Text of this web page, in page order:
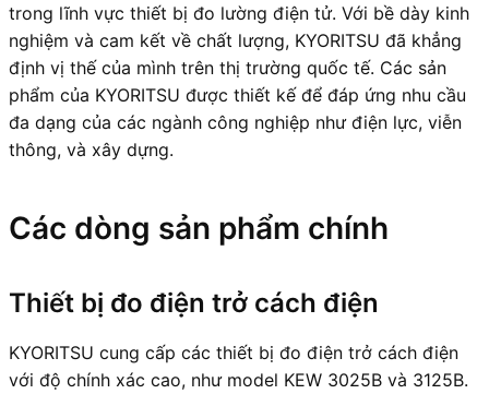
trong lĩnh vực thiết bị đo lường điện tử. Với bề dày kinh
nghiệm và cam kết về chất lượng, KYORITSU đã khẳng
định vị thế của mình trên thị trường quốc tế. Các sản
phẩm của KYORITSU được thiết kế để đáp ứng nhu cầu
đa dạng của các ngành công nghiệp như điện lực, viễn
thông, và xây dựng.
Các dòng sản phẩm chính
Thiết bị đo điện trở cách điện
KYORITSU cung cấp các thiết bị đo điện trở cách điện
với độ chính xác cao, như model KEW 3025B và 3125B.